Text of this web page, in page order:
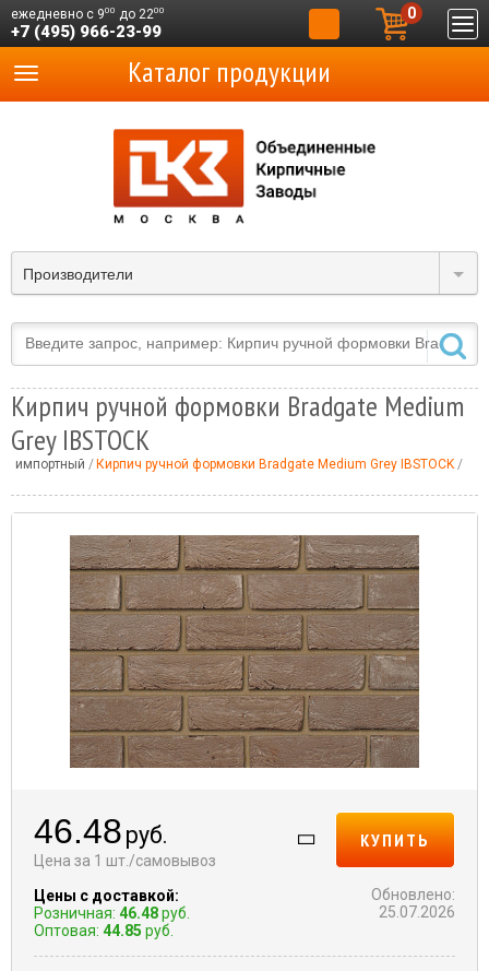
ежедневно с 900 до 2200
+7 (495) 966-23-99
0
Производители
Каталог продукции
Кирпич ручной формовки Bradgate Medium
Grey IBSTOCK
импортный Кирпич ручной формовки Bradgate Medium Grey IBSTOCK
46.48 руб.
Цена за 1 шт./самовывоз
Цены с доставкой:
Розничная: 46.48руб.
Оптовая: 44.85 руб.
КУПИТЬ
Обновлено:
25.07.2026